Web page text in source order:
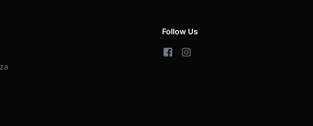
Follow Us